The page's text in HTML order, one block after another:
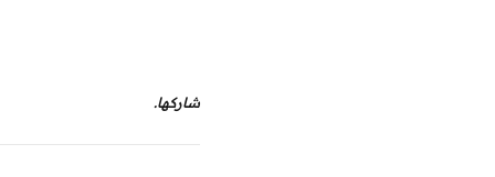
شاركها.